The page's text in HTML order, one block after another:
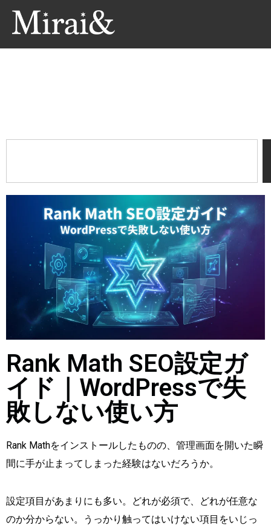
Rank Math SEO設定ガ
イド｜WordPressで失
敗しない使い方
Rank Mathをインストールしたものの、管理画面を開いた瞬
間に手が止まってしまった経験はないだろうか。
設定項目があまりにも多い。どれが必須で、どれが任意な
のか分からない。うっかり触ってはいけない項目をいじっ